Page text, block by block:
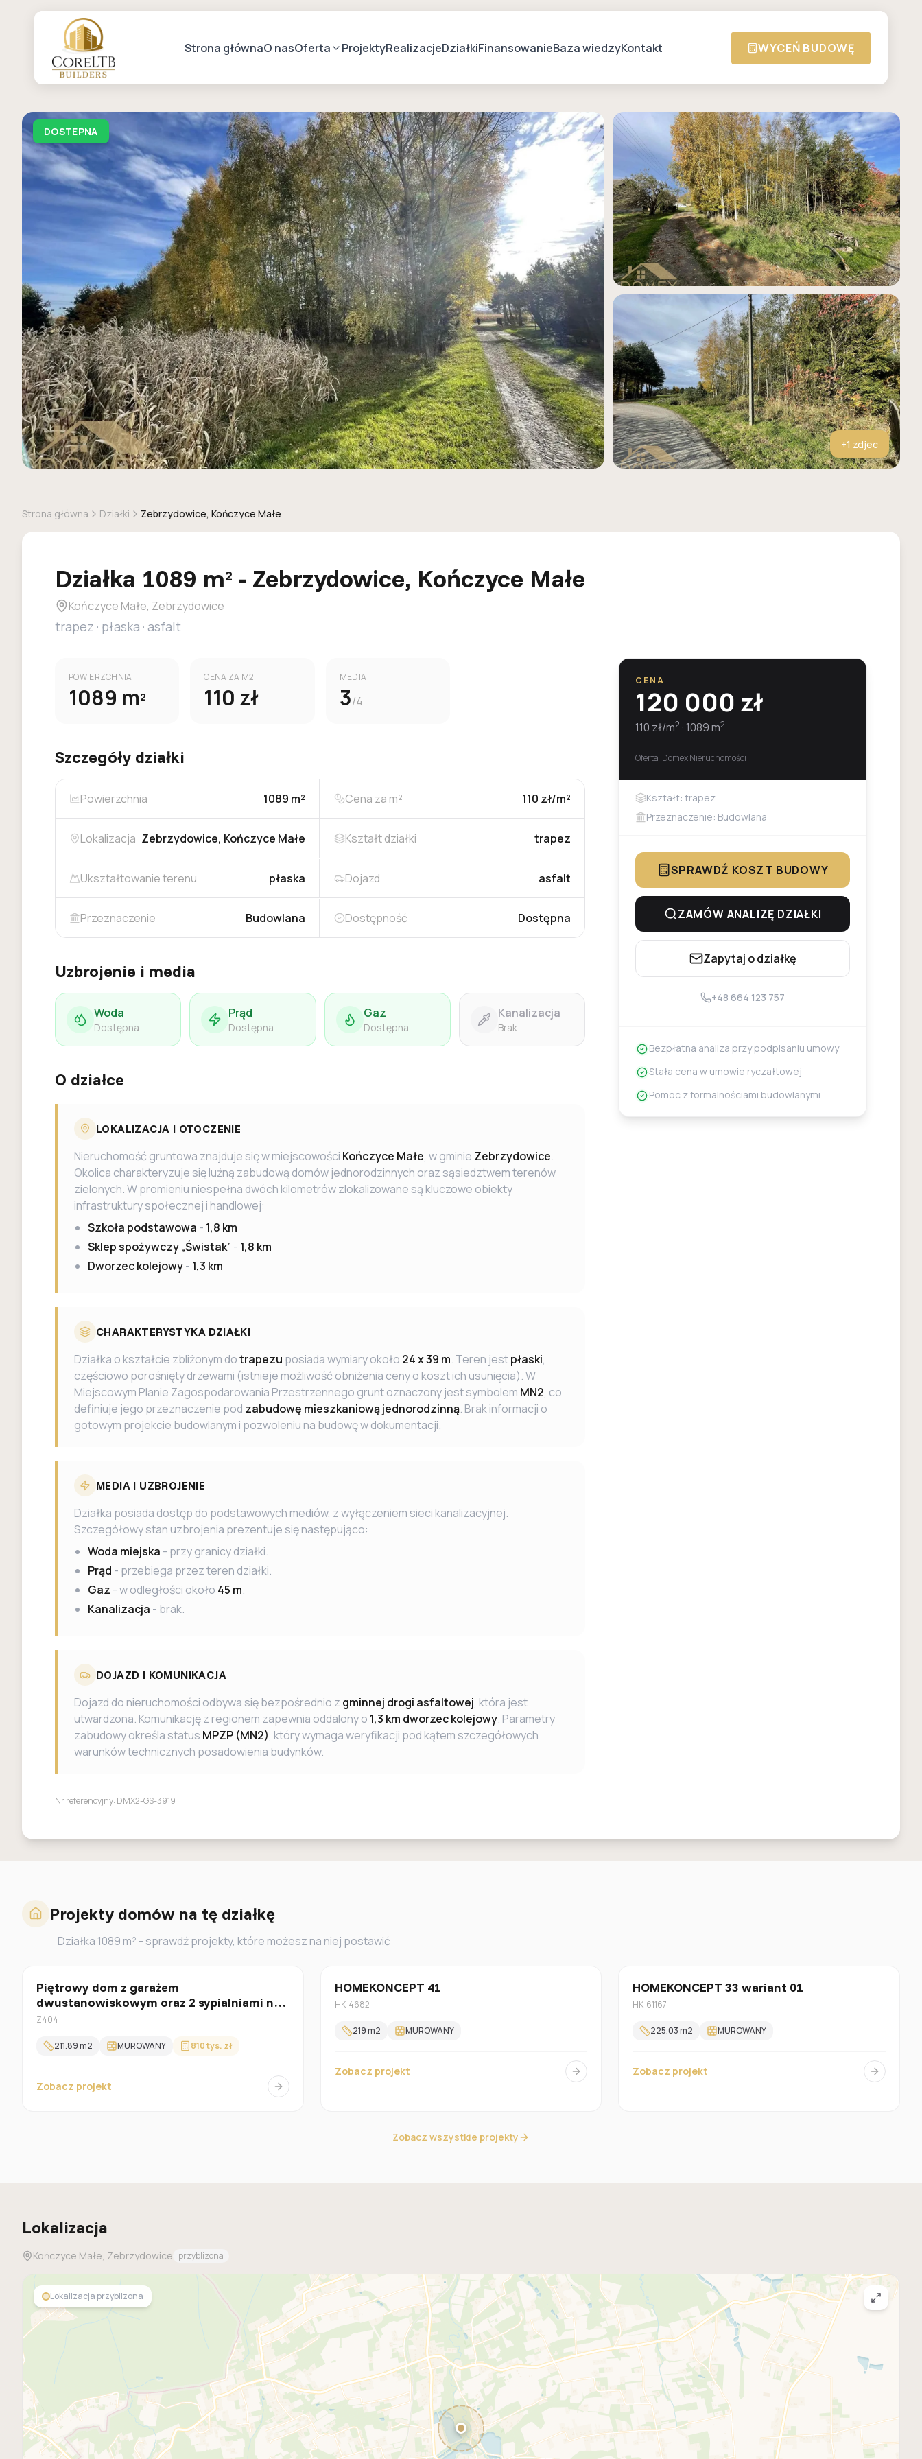
Strona głównaO nasOferta ProjektyRealizacjeDziałkiFinansowanieBaza wiedzyKontakt WYCEŃ BUDOWĘ
DOSTEPNA
+1 zdjec
Strona główna Działki Zebrzydowice, Kończyce Małe
Działka 1089 m2 - Zebrzydowice, Kończyce Małe
Kończyce Małe, Zebrzydowice
trapez · płaska · asfalt
POWIERZCHNIA
1089 m2
CENA ZA M2
110 zł
MEDIA
3/4
Szczegóły działki
Powierzchnia 1089 m² Cena za m² 110 zł/m²
Lokalizacja Zebrzydowice, Kończyce Małe Kształt działki trapez
Ukształtowanie terenu płaska Dojazd asfalt
Przeznaczenie Budowlana Dostępność Dostępna
Uzbrojenie i media
Woda
Dostępna
Prąd
Dostępna
Gaz
Dostępna
Kanalizacja
Brak
O działce
LOKALIZACJA I OTOCZENIE
Nieruchomość gruntowa znajduje się w miejscowości Kończyce Małe, w gminie Zebrzydowice.
Okolica charakteryzuje się luźną zabudową domów jednorodzinnych oraz sąsiedztwem terenów
zielonych. W promieniu niespełna dwóch kilometrów zlokalizowane są kluczowe obiekty
infrastruktury społecznej i handlowej:
Szkoła podstawowa - 1,8 km
Sklep spożywczy „Świstak” - 1,8 km
Dworzec kolejowy- 1,3 km
CHARAKTERYSTYKA DZIAŁKI
Działka o kształcie zbliżonym dotrapezu posiada wymiary około 24 x 39 m. Teren jestpłaski,
częściowo porośnięty drzewami (istnieje możliwość obniżenia ceny o koszt ich usunięcia). W
Miejscowym Planie Zagospodarowania Przestrzennego grunt oznaczony jest symbolem MN2, co
definiuje jego przeznaczenie pod zabudowę mieszkaniową jednorodzinną. Brak informacji o
gotowym projekcie budowlanym i pozwoleniu na budowę w dokumentacji.
MEDIA I UZBROJENIE
Działka posiada dostęp do podstawowych mediów, z wyłączeniem sieci kanalizacyjnej.
Szczegółowy stan uzbrojenia prezentuje się następująco:
Woda miejska - przy granicy działki.
Prąd - przebiega przez teren działki.
Gaz - w odległości około 45 m.
Kanalizacja - brak.
DOJAZD I KOMUNIKACJA
Dojazd do nieruchomości odbywa się bezpośrednio z gminnej drogi asfaltowej, która jest
utwardzona. Komunikację z regionem zapewnia oddalony o 1,3 km dworzec kolejowy. Parametry
zabudowy określa status MPZP (MN2), który wymaga weryfikacji pod kątem szczegółowych
warunków technicznych posadowienia budynków.
Nr referencyjny: DMX2-GS-3919
CENA
120 000 zł
110 zł/m2 · 1089m2
Oferta: Domex Nieruchomości
Kształt: trapez
Przeznaczenie: Budowlana
SPRAWDŹ KOSZT BUDOWY
ZAMÓW ANALIZĘ DZIAŁKI
Zapytaj o działkę
+48 664 123 757
Bezpłatna analiza przy podpisaniu umowy
Stała cena w umowie ryczałtowej
Pomoc z formalnościami budowlanymi
Projekty domów na tę działkę
Działka 1089 m² - sprawdź projekty, które możesz na niej postawić
Z poddaszem
Piętrowy dom z garażem
dwustanowiskowym oraz 2 sypialniami na
parterze.
Z404
211.89m2 MUROWANY 810 tys. zł
Zobacz projekt
Jednorodzinny
HOMEKONCEPT 41
HK-4682
219m2 MUROWANY
Zobacz projekt
Z poddaszem
HOMEKONCEPT 33 wariant 01
HK-61167
225.03m2 MUROWANY
Zobacz projekt
Zobacz wszystkie projekty
Lokalizacja
Kończyce Małe, Zebrzydowice przyblizona
Lokalizacja przyblizona